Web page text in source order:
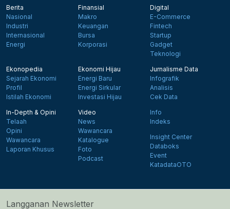
Berita
Nasional
Industri
Internasional
Energi
Finansial
Makro
Keuangan
Bursa
Korporasi
Digital
E-Commerce
Fintech
Startup
Gadget
Teknologi
Ekonopedia
Sejarah Ekonomi
Profil
Istilah Ekonomi
Ekonomi Hijau
Energi Baru
Energi Sirkular
Investasi Hijau
Jurnalisme Data
Infografik
Analisis
Cek Data
In-Depth & Opini
Telaah
Opini
Wawancara
Laporan Khusus
Video
News
Wawancara
Katalogue
Foto
Podcast
Info
Indeks
Insight Center
Databoks
Event
KatadataOTO
Langganan Newsletter